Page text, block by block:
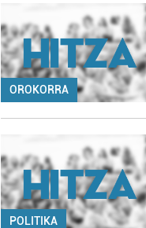
OROKORRA
POLITIKA